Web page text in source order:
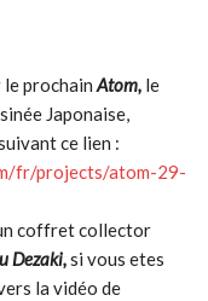
le prochain Atom, le
Japonaise,
ce lien :
fr/projects/atom-29-
coffret collector
Dezaki,si vous etes
la vidéo de